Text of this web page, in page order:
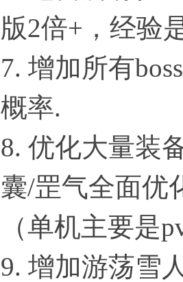
版2倍+，经验
7. 增加所有
概率.
8. 优化大量装
囊/罡气全面优
（单机主要是
9. 增加游荡雪